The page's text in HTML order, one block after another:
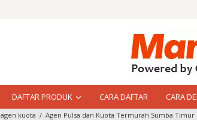
DAFTAR PRODUK CARA DAFTAR CARA
agen kuota / Agen Pulsa dan Kuota Termurah Sumba Timur